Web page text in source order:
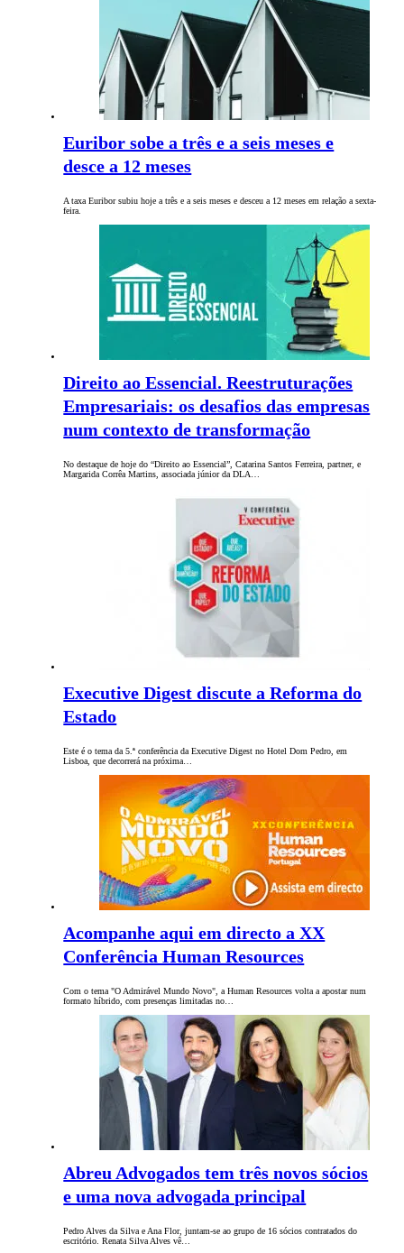
Euribor sobe a três e a seis meses e
desce a 12 meses
A taxa Euribor subiu hoje a três e a seis meses e desceu a 12 meses em relação a sexta-
feira.
Direito ao Essencial. Reestruturações
Empresariais: os desafios das empresas
num contexto de transformação
No destaque de hoje do “Direito ao Essencial”, Catarina Santos Ferreira, partner, e
Margarida Corrêa Martins, associada júnior da DLA…
Executive Digest discute a Reforma do
Estado
Este é o tema da 5.ª conferência da Executive Digest no Hotel Dom Pedro, em
Lisboa, que decorrerá na próxima…
Acompanhe aqui em directo a XX
Conferência Human Resources
Com o tema "O Admirável Mundo Novo", a Human Resources volta a apostar num
formato híbrido, com presenças limitadas no…
Abreu Advogados tem três novos sócios
e uma nova advogada principal
Pedro Alves da Silva e Ana Flor, juntam-se ao grupo de 16 sócios contratados do
escritório. Renata Silva Alves vê…